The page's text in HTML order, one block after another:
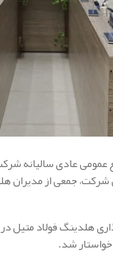
این شرکت، جمعی از
شد.